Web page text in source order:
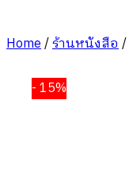
Home/ร้านหนังสือ/
- 15%